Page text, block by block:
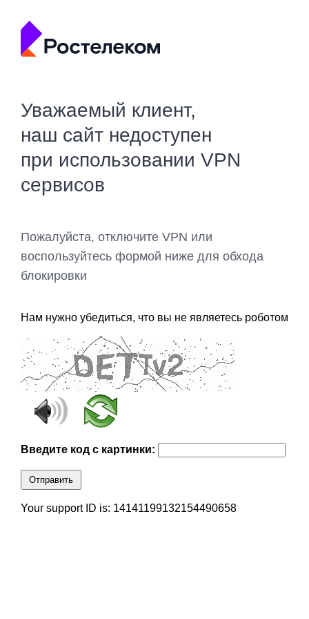
Уважаемый клиент,
наш сайт недоступен
при использовании VPN
сервисов
Пожалуйста, отключите VPN или
воспользуйтесь формой ниже для обхода
блокировки
Нам нужно убедиться, что вы не являетесь роботом
Введите код с картинки:
Отправить
Your support ID is: 14141199132154490658